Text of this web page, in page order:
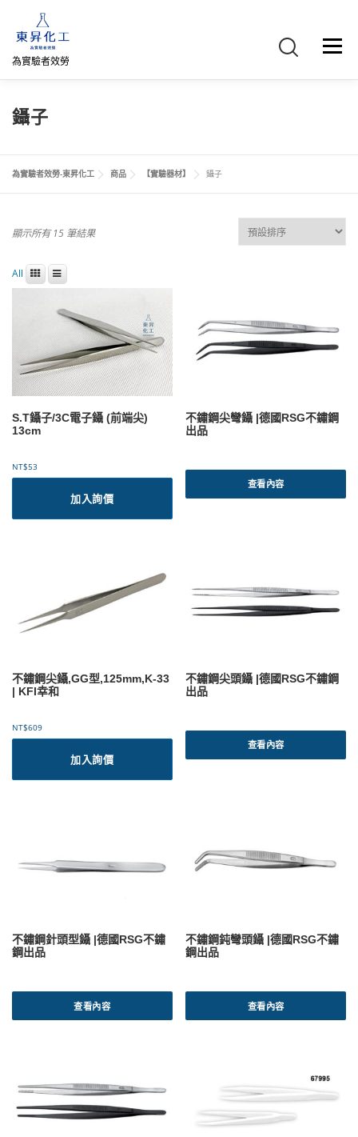
為實驗者效勞
選單
首頁
網路商店 直購專區 詢價車、購物車/會員
鑷子
為實驗者效勞-東昇化工 商品 【實驗器材】 鑷子
顯示所有 15 筆結果
All
S.T鑷子/3C電子鑷 (前端尖)
13cm
NT$53
加入詢價
不鏽鋼尖彎鑷 |德國RSG不鏽鋼
出品
查看內容
不鏽鋼尖鑷,GG型,125mm,K-33
| KFI幸和
NT$609
加入詢價
不鏽鋼尖頭鑷 |德國RSG不鏽鋼
出品
查看內容
不鏽鋼針頭型鑷 |德國RSG不鏽
鋼出品
查看內容
不鏽鋼鈍彎頭鑷 |德國RSG不鏽
鋼出品
查看內容